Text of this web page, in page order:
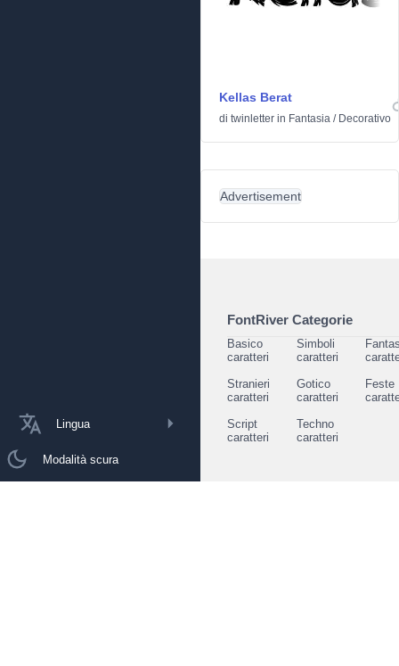
Lingua
Modalità scura
Kellas Berat
di twinletter in Fantasia / Decorativo
Advertisement
FontRiver Categorie
Basico
caratteri
Simboli
caratteri
Stranieri
caratteri
Gotico
caratteri
Feste
Script
caratteri
Techno
caratteri